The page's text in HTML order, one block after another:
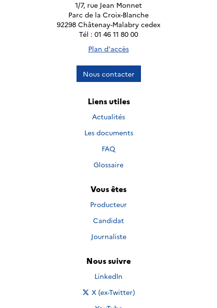
1/7, rue Jean Monnet
Parc de la Croix-Blanche
92298 Châtenay-Malabry cedex
Tél : 01 46 11 80 00
Plan d'accès
Nous contacter
Liens utiles
Actualités
Les documents
FAQ
Glossaire
Vous êtes
Producteur
Candidat
Journaliste
Nous suivre
Nous suivre sur
LinkedIn
Nous suivre sur
X (ex-Twitter)